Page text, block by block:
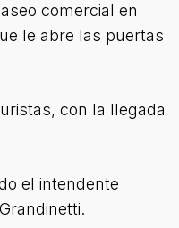
comercial en
le abre las puertas
con la llegada
el intendente